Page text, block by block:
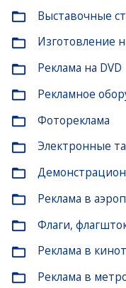
folder_open Выставочные
folder_open Изготовление
folder_open Реклама на DVD
folder_open Рекламное
folder_open Фотореклама
folder_open Электронные
folder_open
folder_open Реклама в
folder_open Флаги,
folder_open Реклама в
folder_open Реклама в